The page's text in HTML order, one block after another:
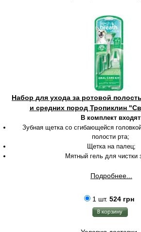
Набор для ухода за ротовой
и средних пород Тропиклин
В комплект
Зубная щетка со сгибающейся
полости рта;
Щетка на палец;
Мятный гель для чистки
Подробнее...
1 шт. 524 грн